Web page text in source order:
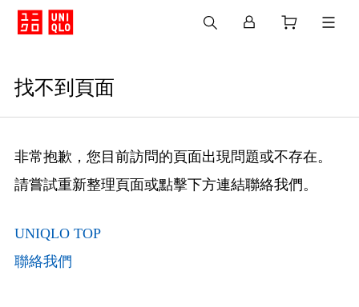
找不到頁面
非常抱歉，您目前訪問的頁面出現問題或不存在。
請嘗試重新整理頁面或點擊下方連結聯絡我們。
UNIQLO TOP
聯絡我們